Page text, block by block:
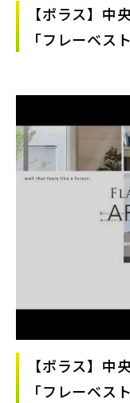
【ポラス】中
「フレーベス
【ポラス】中
「フレーベス